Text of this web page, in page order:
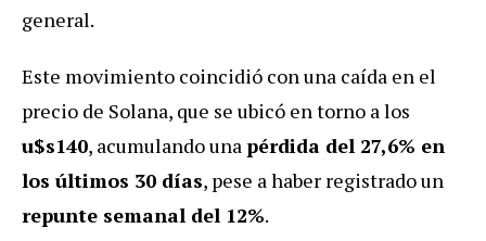
general.
Este movimiento coincidió con una caída en el
precio de Solana, que se ubicó en torno a los
u$s140, acumulando unapérdida del 27,6% en
los últimos 30 días, pese a haber registrado un
repunte semanal del 12%.